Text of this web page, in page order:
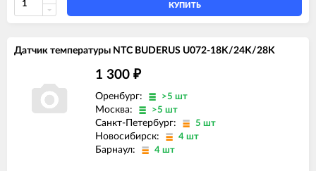
КУПИТЬ
Датчик температуры NTC BUDERUS U072-18K/24K/28K
1 300 ₽
Оренбург: >5 шт
Москва: >5 шт
Санкт-Петербург: 5 шт
Новосибирск: 4 шт
Барнаул: 4 шт